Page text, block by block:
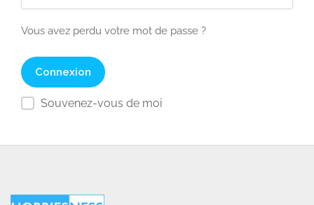
Vous avez perdu votre mot de passe ?
Souvenez-vous de moi